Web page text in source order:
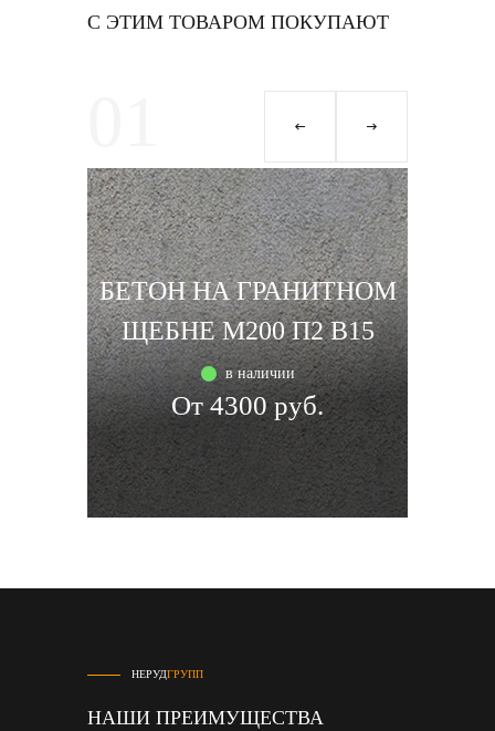
С ЭТИМ ТОВАРОМ ПОКУПАЮТ
БЕТОН НА ГРАНИТНОМ
ЩЕБНЕ М200 П2 В15
в наличии
От 4300 руб.
НЕРУДГРУПП
НАШИ ПРЕИМУЩЕСТВА